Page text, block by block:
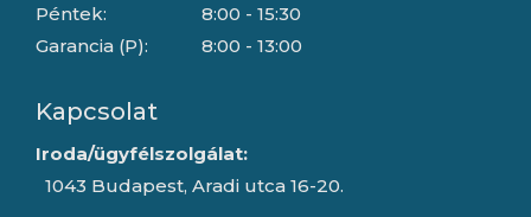
Péntek:
Garancia (P):
8:00 - 15:30
8:00 - 13:00
Kapcsolat
Iroda/ügyfélszolgálat:
1043 Budapest, Aradi utca 16-20.